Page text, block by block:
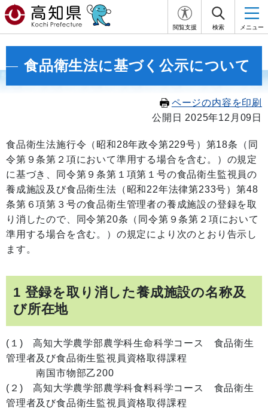
閲覧支援 検索 メニュー
食品衛生法に基づく公示について
ページの内容を印刷
公開日 2025年12月09日
食品衛生法施行令（昭和28年政令第229号）第18条（同
令第９条第２項において準用する場合を含む。）の規定
に基づき、同令第９条第１項第１号の食品衛生監視員の
養成施設及び食品衛生法（昭和22年法律第233号）第48
条第６項第３号の食品衛生管理者の養成施設の登録を取
り消したので、同令第20条（同令第９条第２項において
準用する場合を含む。）の規定により次のとおり告示し
ます。
1 登録を取り消した養成施設の名称及
び所在地
(１) 高知大学農学部農学科生命科学コース 食品衛生
管理者及び食品衛生監視員資格取得課程
南国市物部乙200
(２) 高知大学農学部農学科食料科学コース 食品衛生
管理者及び食品衛生監視員資格取得課程